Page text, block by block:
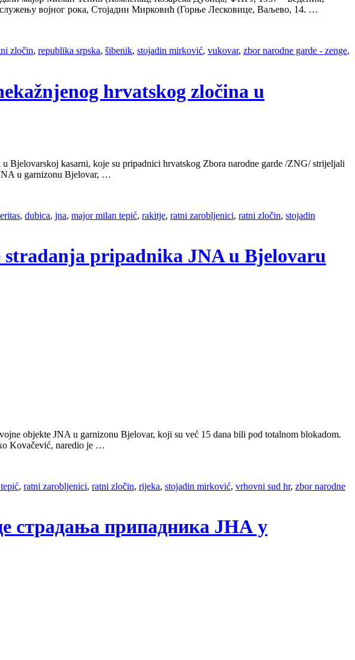
војног рока, Стојадин Мирковић (Горње Лесковице, Ваљево, 14. …
zločin, republika srpska, šibenik, stojadin mirković, vukovar, zbor narodne garde - zenge,
hrvatskog zločina u
Bjelovarskoj kasarni, koje su pripadnici hrvatskog Zbora narodne garde /ZNG/ strijeljali
u garnizonu Bjelovar, …
, dubica, jna, major milan tepić, rakitje, ratni zarobljenici, ratni zločin, stojadin
stradanja pripadnika JNA u Bjelovaru
objekte JNA u garnizonu Bjelovar, koji su već 15 dana bili pod totalnom blokadom.
Kovačević, naredio je …
, ratni zarobljenici, ratni zločin, rijeka, stojadin mirković, vrhovni sud hr, zbor narodne
страдања припадника ЈНА у